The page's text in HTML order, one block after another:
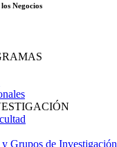
Negocios
Grupos de Investigación